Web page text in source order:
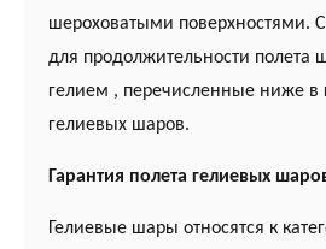
шероховатыми поверхностями.
для продолжительности полета
гелием , перечисленные ниже в
гелиевых шаров.
Гарантия полета гелиевых
Гелиевые шары относятся к